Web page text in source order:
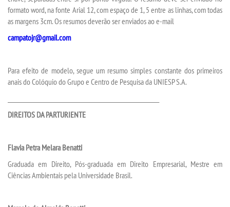
IMPRENSA
TRABALHE CONOSCO
OUVIDORIA
formato word, na fonte Arial 12, com espaço de 1, 5 entre as linhas, com todas
as margens 3cm. Os resumos deverão ser enviados ao e-mail
campatojr@gmail.com
Para efeito de modelo, segue um resumo simples constante dos primeiros
anais do Colóquio do Grupo e Centro de Pesquisa da UNIESP S.A.
DIREITOS DA PARTURIENTE
Flavia Petra Melara Benatti
Graduada em Direito, Pós-graduada em Direito Empresarial, Mestre em
Ciências Ambientais pela Universidade Brasil.